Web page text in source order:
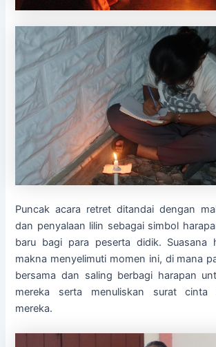
Puncak acara retret ditandai dengan
dan penyalaan lilin sebagai simbol
baru bagi para peserta didik. Suasana
makna menyelimuti momen ini, di mana
bersama dan saling berbagi harapan
mereka serta menuliskan surat cinta
mereka.